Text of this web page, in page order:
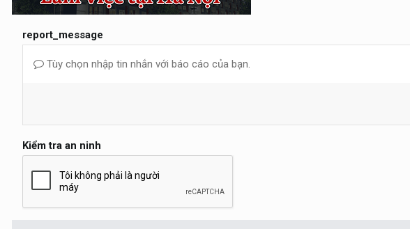
report_message
Tùy chọn nhập tin nhắn với báo cáo của bạn.
Kiểm tra an ninh